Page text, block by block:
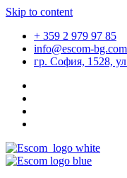
Skip to content
+ 359 2 979 97 85
info@escom-bg.com
гр. София, 1528,